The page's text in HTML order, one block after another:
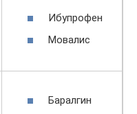
Ибупрофен
Мовалис
Баралгин